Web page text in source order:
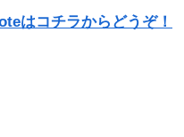
はコチラからどうぞ！